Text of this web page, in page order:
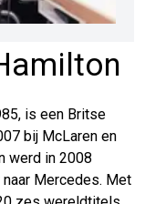
is een Britse
bij McLaren en
werd in 2008
Mercedes. Met